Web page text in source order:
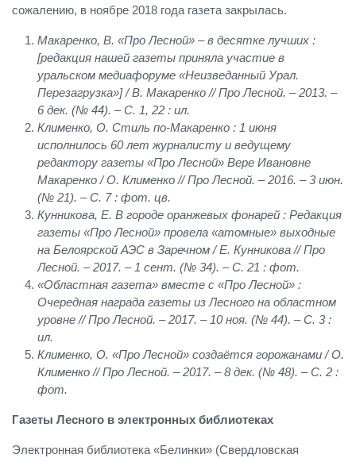
сожалению, в ноябре 2018 года газета закрылась.
Макаренко, В. «Про Лесной» – в десятке лучших :
[редакция нашей газеты приняла участие в
уральском медиафоруме «Неизведанный Урал.
Перезагрузка»] / В. Макаренко // Про Лесной. – 2013. –
6 дек. (№ 44). – С. 1, 22 : ил.
Клименко, О. Стиль по-Макаренко : 1 июня
исполнилось 60 лет журналисту и ведущему
редактору газеты «Про Лесной» Вере Ивановне
Макаренко / О. Клименко // Про Лесной. – 2016. – 3 июн.
(№ 21). – С. 7 : фот. цв.
Кунникова, Е. В городе оранжевых фонарей : Редакция
газеты «Про Лесной» провела «атомные» выходные
на Белоярской АЭС в Заречном / Е. Кунникова // Про
Лесной. – 2017. – 1 сент. (№ 34). – С. 21 : фот.
«Областная газета» вместе с «Про Лесной» :
Очередная награда газеты из Лесного на областном
уровне // Про Лесной. – 2017. – 10 ноя. (№ 44). – С. 3 :
ил.
Клименко, О. «Про Лесной» создаётся горожанами / О.
Клименко // Про Лесной. – 2017. – 8 дек. (№ 48). – С. 2 :
фот.
Газеты Лесного в электронных библиотеках
Электронная библиотека «Белинки» (Свердловская